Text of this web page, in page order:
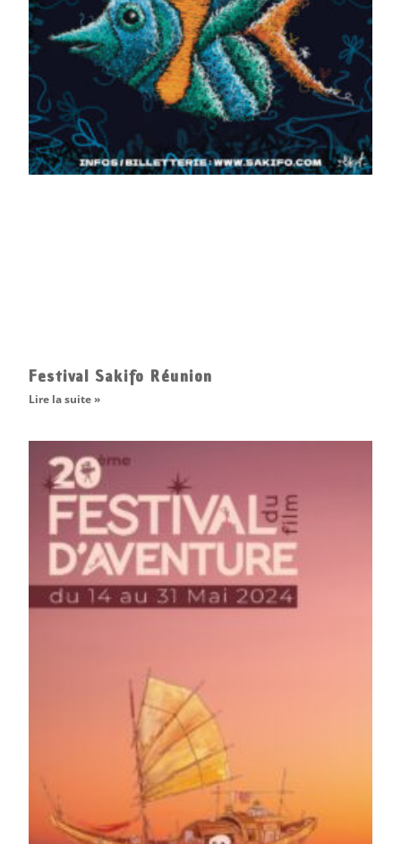
Festival Sakifo Réunion
Lire la suite »